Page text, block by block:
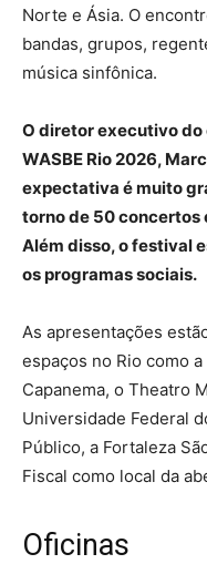
Norte e Ásia. O
bandas, grupos,
música sinfônica.
O diretor executivo
WASBE Rio 2026,
expectativa é muito
torno de 50 concertos
Além disso, o festival
os programas sociais.
As apresentações
espaços no Rio como
Capanema, o Theatro
Universidade Federal
Público, a Fortaleza
Fiscal como local da
Oficinas